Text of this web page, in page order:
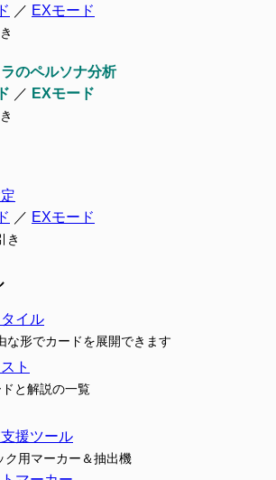
／ EXモード
のペルソナ分析
／ EXモード
／ EXモード
き
イル
な形でカードを展開できます
ト
と解説の一覧
援ツール
ク用マーカー＆抽出機